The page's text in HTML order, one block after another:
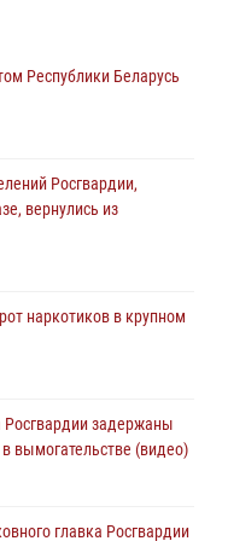
главка Росгвардии
комплексных учениях
выезжали по
в Подмосковье
Республики Беларусь
Росгвардии,
вернулись из
наркотиков в крупном
Росгвардии задержаны
вымогательстве (видео)
главка Росгвардии